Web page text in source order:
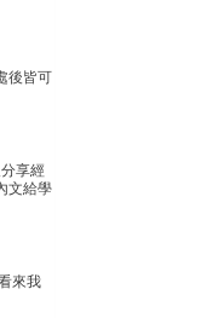
後皆可
享經
文給學
來我